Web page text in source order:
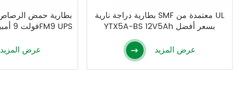
فولت 9 أمبير/ساعة، بطارية 6FM9 UPS
عرض المزيد
بطارية دراجة نارية SMF معتمدة من UL
YTX5A-BS 12V5Ah بسعر أفضل
عرض المزيد